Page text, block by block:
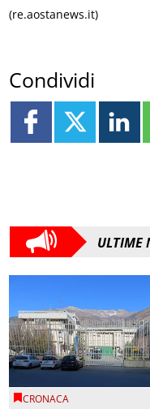
(re.aostanews.it)
Condividi
ULTIME
CRONACA